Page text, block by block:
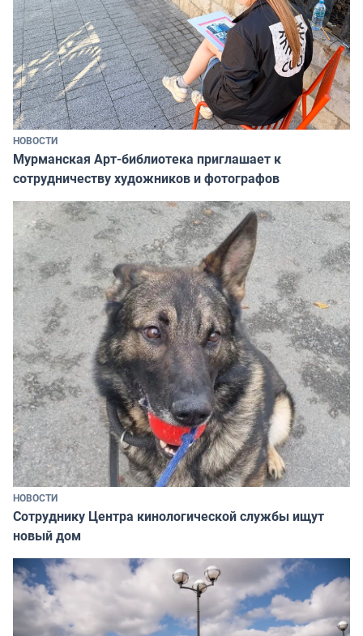
НОВОСТИ
Мурманская Арт-библиотека приглашает к
сотрудничеству художников и фотографов
НОВОСТИ
Сотруднику Центра кинологической службы ищут
новый дом